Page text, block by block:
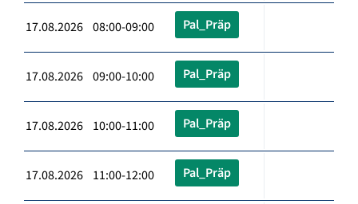
17.08.2026 08:00-09:00 Pal_Präp
17.08.2026 09:00-10:00 Pal_Präp
17.08.2026 10:00-11:00 Pal_Präp
17.08.2026 11:00-12:00 Pal_Präp